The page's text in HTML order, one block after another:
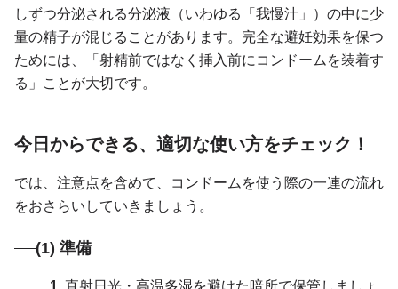
しずつ分泌される分泌液（いわゆる「我慢汁」）の中に少
量の精子が混じることがあります。完全な避妊効果を保つ
ためには、「射精前ではなく挿入前にコンドームを装着す
る」ことが大切です。
今日からできる、適切な使い方をチェック！
では、注意点を含めて、コンドームを使う際の一連の流れ
をおさらいしていきましょう。
(1) 準備